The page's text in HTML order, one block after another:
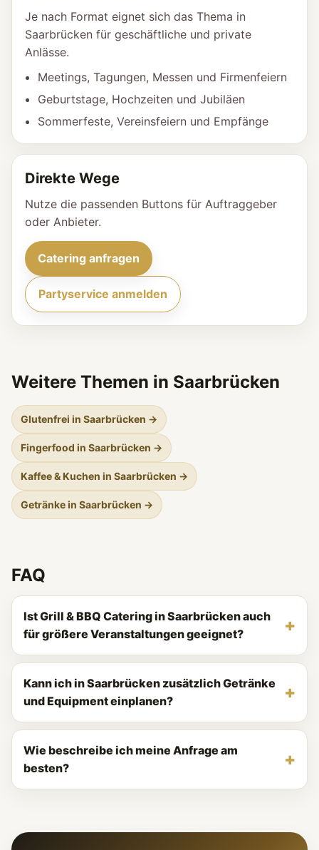
Je nach Format eignet sich das Thema in
Saarbrücken für geschäftliche und private
Anlässe.
Meetings, Tagungen, Messen und Firmenfeiern
Geburtstage, Hochzeiten und Jubiläen
Sommerfeste, Vereinsfeiern und Empfänge
Direkte Wege
Nutze die passenden Buttons für Auftraggeber
oder Anbieter.
Catering anfragen
Partyservice anmelden
Weitere Themen in Saarbrücken
Glutenfrei in Saarbrücken →
Fingerfood in Saarbrücken →
Kaffee & Kuchen in Saarbrücken →
Getränke in Saarbrücken →
FAQ
Ist Grill & BBQ Catering in Saarbrücken auch
für größere Veranstaltungen geeignet?
Kann ich in Saarbrücken zusätzlich Getränke
und Equipment einplanen?
Wie beschreibe ich meine Anfrage am
besten?